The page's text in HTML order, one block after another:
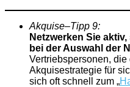
Akquise–Tipp 9:
Netzwerken Sie
bei der Auswahl der
Vertriebspersonen,
Akquisestrategie für
sich oft schnell zum „